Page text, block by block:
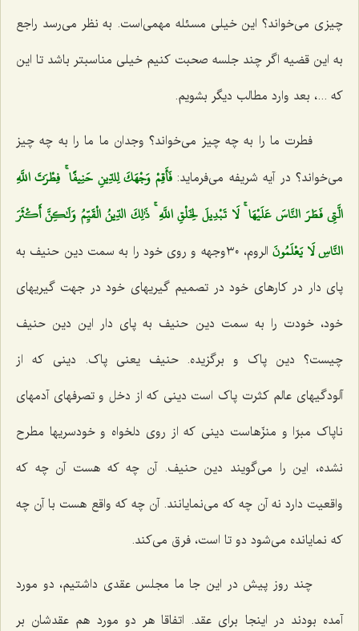
چیزی می‌خواند؟ این خیلی مسئله مهمی‌است. به نظر می‌رسد راجع
به این قضیه اگر چند جلسه صحبت کنیم خیلی مناسبتر باشد تا این
که ...، بعد وارد مطالب دیگر بشویم.
فطرت ما را به چه چیز می‌خواند؟ وجدان ما ما را به چه چیز
می‌خواند؟ در آیه شریفه می‌فرماید:فَأَقِمْ وَجْهَكَ لِلدِّينِ حَنِيفًا ۚ فِطْرَتَ اللَّهِ
الَّتِي فَطَرَ النَّاسَ عَلَيْهَا ۚ لَا تَبْدِيلَ لِخَلْقِ اللَّهِ ۚ ذَٰلِكَ الدِّينُ الْقَيِّمُ وَلَٰكِنَّ أَكْثَرَ
النَّاسِ لَا يَعْلَمُونَ
الروم، ٣٠وجهه و روی خود را به سمت دین حنیف به
پای دار در کارهای خود در تصمیم گیریهای خود در جهت گیریهای
خود، خودت را به سمت دین حنیف به پای دار این دین حنیف
چیست؟ دین پاک و برگزیده. حنیف یعنی پاک. دینی که از
آلودگیهای عالم کثرت پاک است دینی که از دخل و تصرفهای آدمهای
ناپاک مبرّا و منزّهاست دینی که از روی دلخواه و خودسریها مطرح
نشده، این را می‌گویند دین حنیف. آن چه که هست آن چه که
واقعیت دارد نه آن چه که می‌نمایانند. آن چه که واقع هست با آن چه
که نمایانده می‌شود دو تا است، فرق می‌کند.
چند روز پیش در این جا ما مجلس عقدی داشتیم، دو مورد
آمده بودند در اینجا برای عقد. اتفاقا هر دو مورد هم عقدشان بر